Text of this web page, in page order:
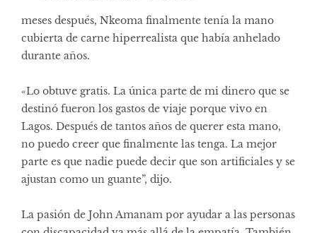
meses después, Nkeoma finalmente tenía la mano
cubierta de carne hiperrealista que había anhelado
durante años.
«Lo obtuve gratis. La única parte de mi dinero que se
destinó fueron los gastos de viaje porque vivo en
Lagos. Después de tantos años de querer esta mano,
no puedo creer que finalmente las tenga. La mejor
parte es que nadie puede decir que son artificiales y se
ajustan como un guante”, dijo.
La pasión de John Amanam por ayudar a las personas